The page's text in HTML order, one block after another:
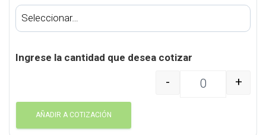
Ingrese la cantidad que desea cotizar
Set de Bolígrafos Cork
- +
AÑADIR A COTIZACIÓN